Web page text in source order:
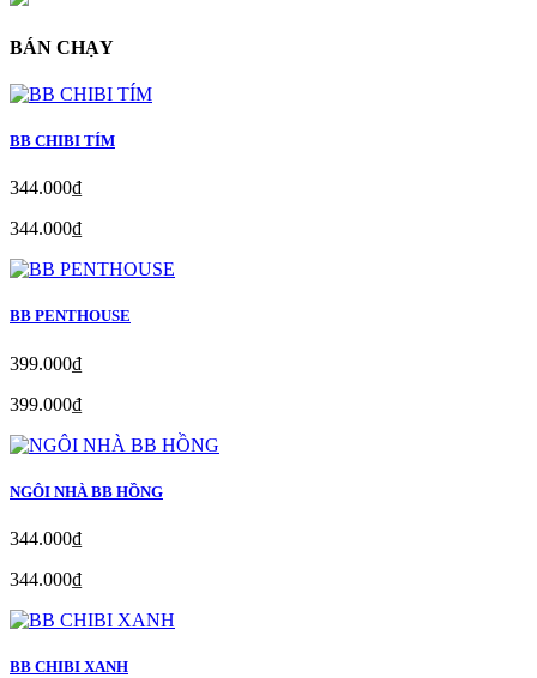
BÁN CHẠY
BB CHIBI TÍM
344.000₫
344.000₫
BB PENTHOUSE
399.000₫
399.000₫
NGÔI NHÀ BB HỒNG
344.000₫
344.000₫
BB CHIBI XANH